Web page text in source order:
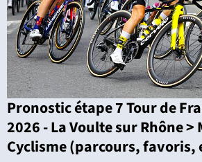
Pronostic étape 7 Tour de
2026 - La Voulte sur Rhône
Cyclisme (parcours, favoris,